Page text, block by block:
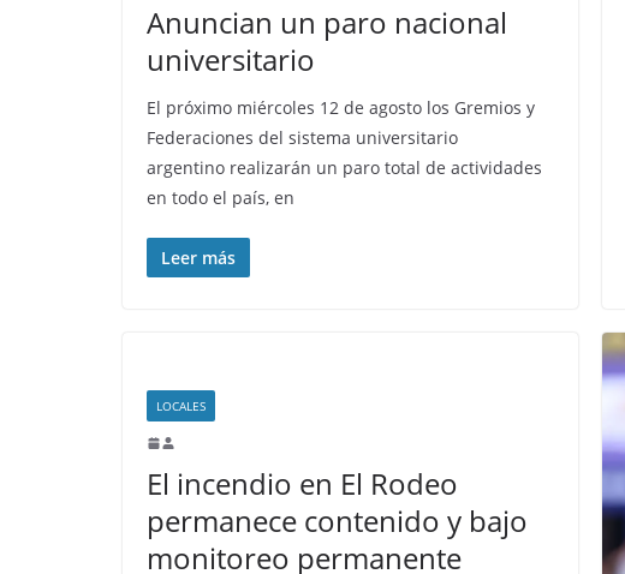
Anuncian un paro nacional
universitario
El próximo miércoles 12 de agosto los Gremios y
Federaciones del sistema universitario
argentino realizarán un paro total de actividades
en todo el país, en
Leer más
LOCALES
El incendio en El Rodeo
permanece contenido y bajo
monitoreo permanente